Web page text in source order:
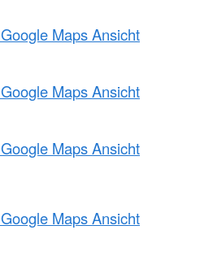
Maps Ansicht
Maps Ansicht
Maps Ansicht
Maps Ansicht